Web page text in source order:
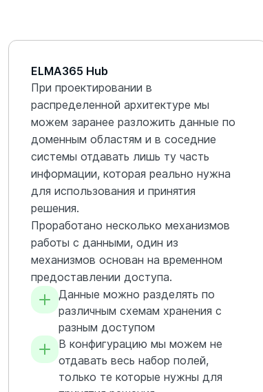
ELMA365 Hub
При проектировании в
распределенной архитектуре мы
можем заранее разложить данные по
доменным областям и в соседние
системы отдавать лишь ту часть
информации, которая реально нужна
для использования и принятия
решения.
Проработано несколько механизмов
работы с данными, один из
механизмов основан на временном
предоставлении доступа.
Данные можно разделять по
различным схемам хранения с
разным доступом
В конфигурацию мы можем не
отдавать весь набор полей,
только те которые нужны для